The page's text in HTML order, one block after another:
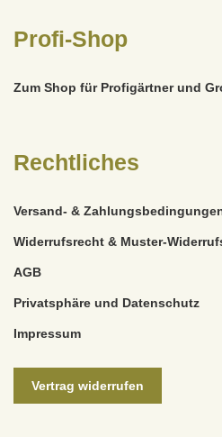
Profi-Shop
Zum Shop für Profigärtner und
Rechtliches
Versand- &
Widerrufsrecht & Muster-
AGB
Privatsphäre und Datenschutz
Impressum
Vertrag widerrufen